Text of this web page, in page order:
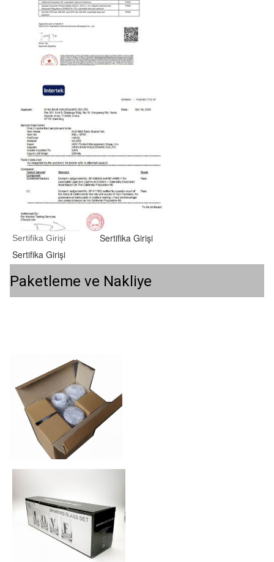
Sertifika Girişi
Sertifika Girişi
Sertifika Girişi
Paketleme ve Nakliye